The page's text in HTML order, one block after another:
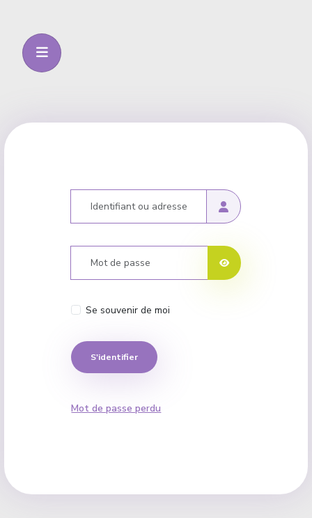
Afficher le mot de
Se souvenir de moi
S'identifier
Mot de passe perdu